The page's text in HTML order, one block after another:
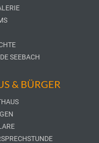
SEEBACH
& BÜRGER